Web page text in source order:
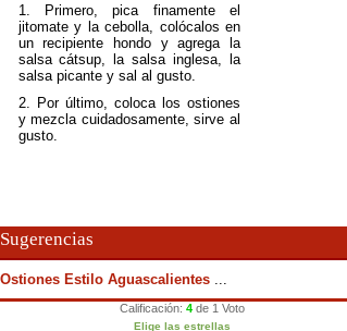
1. Primero, pica finamente el
jitomate y la cebolla, colócalos en
un recipiente hondo y agrega la
salsa cátsup, la salsa inglesa, la
salsa picante y sal al gusto.
2. Por último, coloca los ostiones
y mezcla cuidadosamente, sirve al
gusto.
Estilo Aguascalientes ...